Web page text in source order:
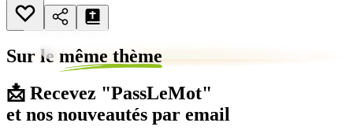
Sur le même thème
📩 Recevez "PassLeMot"
et nos nouveautés par email